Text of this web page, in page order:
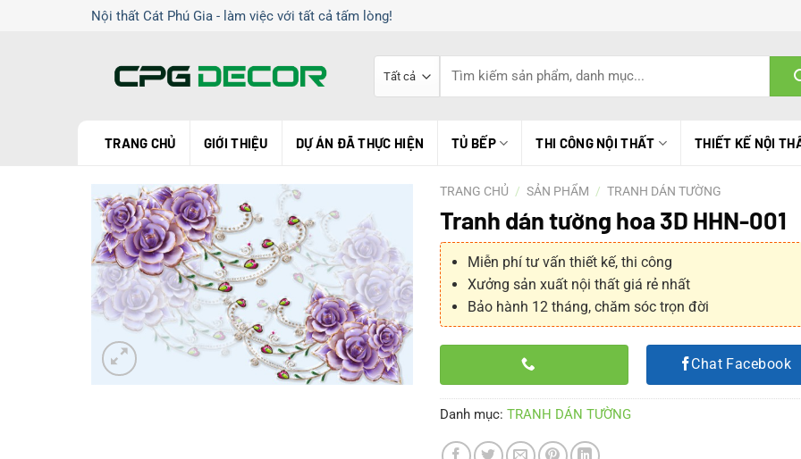
Nội thất Cát Phú Gia - làm việc với tất cả tấm lòng!
kiếm:
TRANG CHỦ GIỚI THIỆU DỰ ÁN ĐÃ THỰC HIỆN TỦ BẾP THI CÔNG NỘI THẤT THIẾT KẾ NỘI
TRANG CHỦ / SẢN PHẨM / TRANH DÁN TƯỜNG
Tranh dán tường hoa 3D HHN-001
Miễn phí tư vấn thiết kế, thi công
Xưởng sản xuất nội thất giá rẻ nhất
Bảo hành 12 tháng, chăm sóc trọn đời
Chat Facebook
Danh mục: TRANH DÁN TƯỜNG